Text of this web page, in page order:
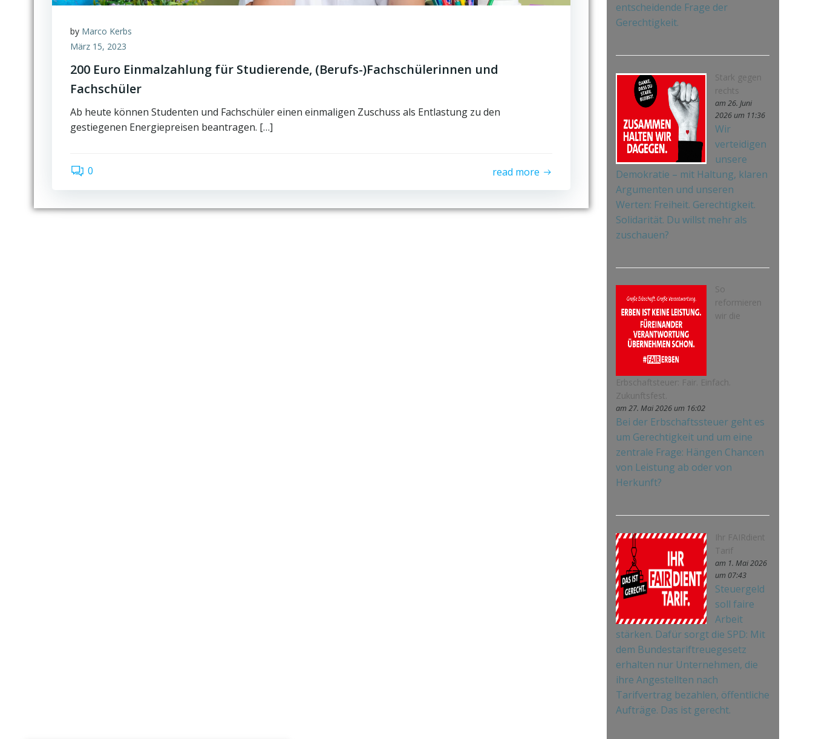
by Marco Kerbs
März 15, 2023
200 Euro Einmalzahlung für Studierende, (Berufs-)​Fachschülerinnen und
Fachschüler
Ab heute können Studenten und Fachschüler einen einmaligen Zuschuss als Entlastung zu den
gestiegenen Energiepreisen beantragen. […]
0 read more
entscheidende Frage der
Gerechtigkeit.
Stark gegen
rechts
am 26. Juni
2026 um 11:36
Wir
verteidigen
unsere
Demokratie – mit Haltung, klaren
Argumenten und unseren
Werten: Freiheit. Gerechtigkeit.
Solidarität. Du willst mehr als
zuschauen?
So
reformieren
wir die
Erbschaftsteuer: Fair. Einfach.
Zukunftsfest.
am 27. Mai 2026 um 16:02
Bei der Erbschaftssteuer geht es
um Gerechtigkeit und um eine
zentrale Frage: Hängen Chancen
von Leistung ab oder von
Herkunft?
Ihr FAIRdient
Tarif
am 1. Mai 2026
um 07:43
Steuergeld
soll faire
Arbeit
stärken. Dafür sorgt die SPD: Mit
dem Bundestariftreuegesetz
erhalten nur Unternehmen, die
ihre Angestellten nach
Tarifvertrag bezahlen, öffentliche
Aufträge. Das ist gerecht.